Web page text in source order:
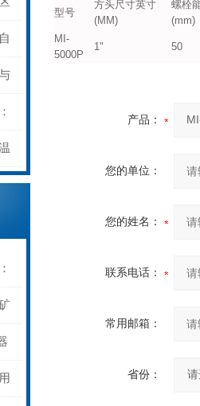
型号
方头尺寸英寸
(MM)
螺栓
(mm)
MI-
5000P
1" 50
产品：
您的单位：
您的姓名：
联系电话：
常用邮箱：
省份：